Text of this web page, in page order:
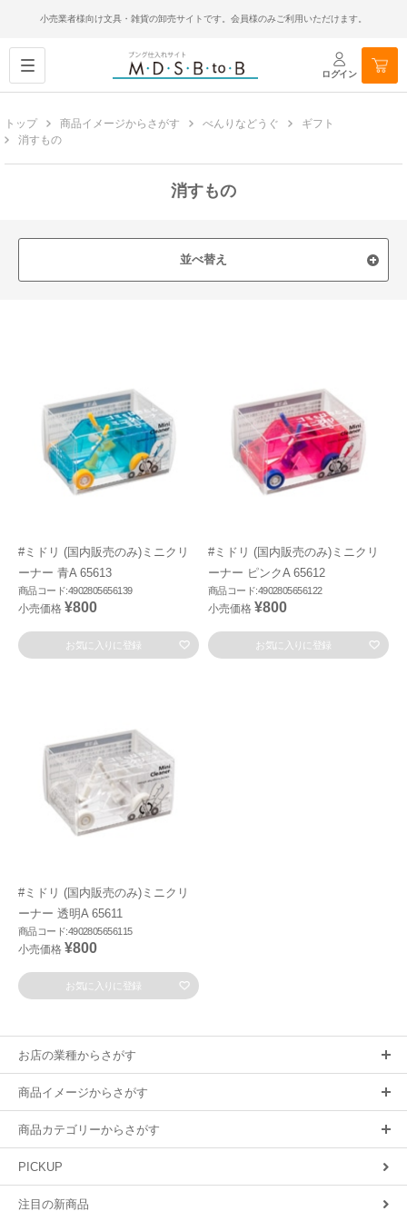
小売業者様向け文具・雑貨の卸売サイトです。会員様のみご利用いただけます。
ログイン
トップ 商品イメージからさがす べんりなどうぐ
ギフト
消すもの
消すもの
並べ替え
#ミドリ (国内販売のみ)ミニクリ
ーナー 青A 65613
商品コード:4902805656139
小売価格 ¥800
お気に入りに登録
#ミドリ (国内販売のみ)ミニクリ
ーナー ピンクA 65612
商品コード:4902805656122
小売価格 ¥800
お気に入りに登録
#ミドリ (国内販売のみ)ミニクリ
ーナー 透明A 65611
商品コード:4902805656115
小売価格 ¥800
お気に入りに登録
お店の業種からさがす
商品イメージからさがす
商品カテゴリーからさがす
PICKUP
注目の新商品